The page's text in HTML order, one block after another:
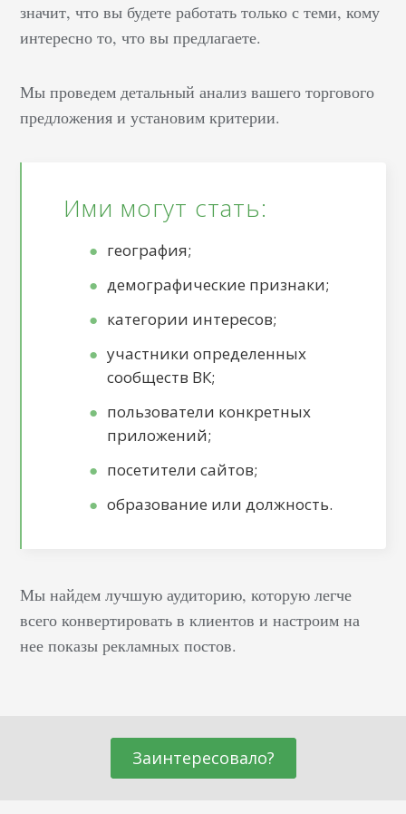
значит, что вы будете работать только с теми, кому
интересно то, что вы предлагаете.
Мы проведем детальный анализ вашего торгового
предложения и установим критерии.
Ими могут стать:
география;
демографические признаки;
категории интересов;
участники определенных
сообществ ВК;
пользователи конкретных
приложений;
посетители сайтов;
образование или должность.
Мы найдем лучшую аудиторию, которую легче
всего конвертировать в клиентов и настроим на
нее показы рекламных постов.
Заинтересовало?